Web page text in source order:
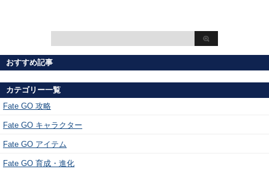
おすすめ記事
カテゴリー一覧
Fate GO 攻略
Fate GO キャラクター
Fate GO アイテム
Fate GO 育成・進化